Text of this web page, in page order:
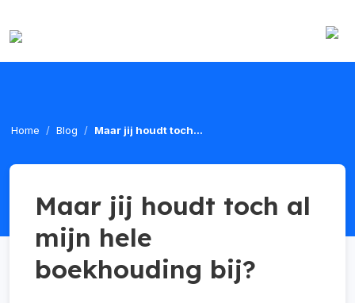
Home Blog Maar jij houdt toch...
Maar jij houdt toch al
mijn hele
boekhouding bij?